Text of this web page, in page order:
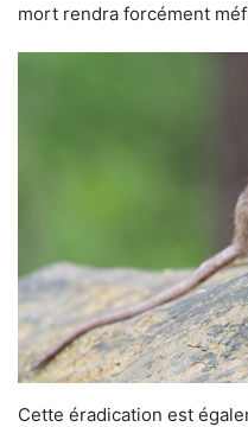
mort rendra forcément
Cette éradication est